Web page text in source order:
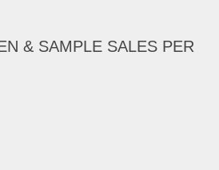
& SAMPLE SALES PER